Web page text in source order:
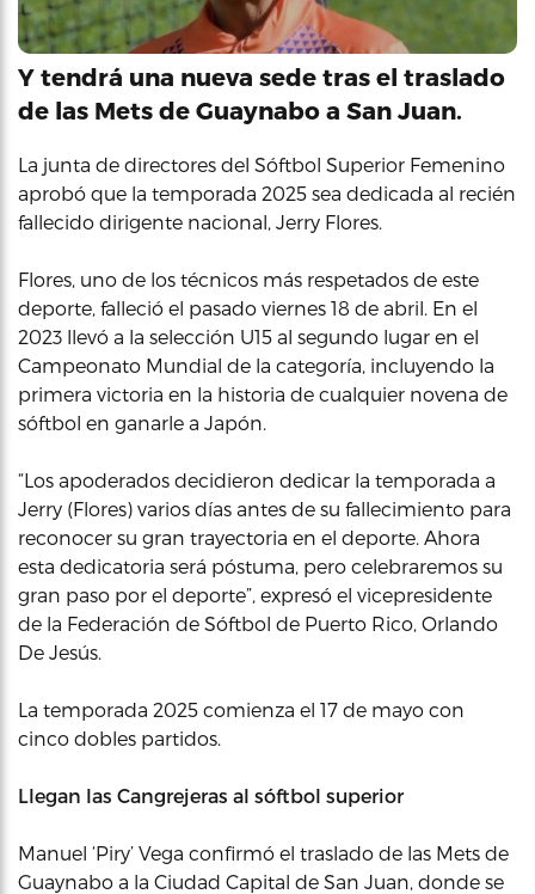
Y tendrá una nueva sede tras el traslado
de las Mets de Guaynabo a San Juan.
La junta de directores del Sóftbol Superior Femenino
aprobó que la temporada 2025 sea dedicada al recién
fallecido dirigente nacional, Jerry Flores.
Flores, uno de los técnicos más respetados de este
deporte, falleció el pasado viernes 18 de abril. En el
2023 llevó a la selección U15 al segundo lugar en el
Campeonato Mundial de la categoría, incluyendo la
primera victoria en la historia de cualquier novena de
sóftbol en ganarle a Japón.
“Los apoderados decidieron dedicar la temporada a
Jerry (Flores) varios días antes de su fallecimiento para
reconocer su gran trayectoria en el deporte. Ahora
esta dedicatoria será póstuma, pero celebraremos su
gran paso por el deporte”, expresó el vicepresidente
de la Federación de Sóftbol de Puerto Rico, Orlando
De Jesús.
La temporada 2025 comienza el 17 de mayo con
cinco dobles partidos.
Llegan las Cangrejeras al sóftbol superior
Manuel ‘Piry’ Vega confirmó el traslado de las Mets de
Guaynabo a la Ciudad Capital de San Juan, donde se